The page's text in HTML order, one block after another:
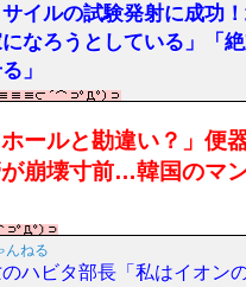
イルの試験発射に成功
なろうとしている」「
」
ホールと勘違い？」便
崩壊寸前…韓国のマ
んねる
のハビタ部長「私はイオン